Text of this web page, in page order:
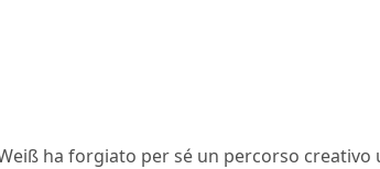
ha forgiato per sé un percorso creativo